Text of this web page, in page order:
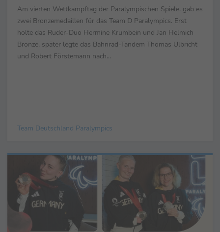
Am vierten Wettkampftag der Paralympischen Spiele, gab es
zwei Bronzemedaillen für das Team D Paralympics. Erst
holte das Ruder-Duo Hermine Krumbein und Jan Helmich
Bronze, später legte das Bahnrad-Tandem Thomas Ulbricht
und Robert Förstemann nach...
Team Deutschland Paralympics